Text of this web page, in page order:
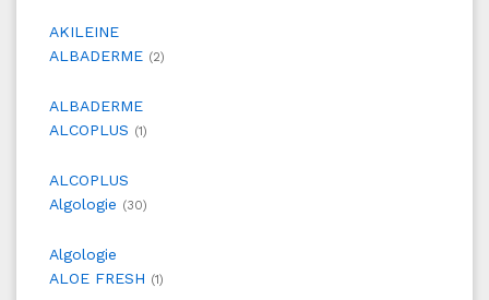
AKILEINE
ALBADERME (2)
ALBADERME
ALCOPLUS (1)
ALCOPLUS
Algologie (30)
Algologie
ALOE FRESH (1)